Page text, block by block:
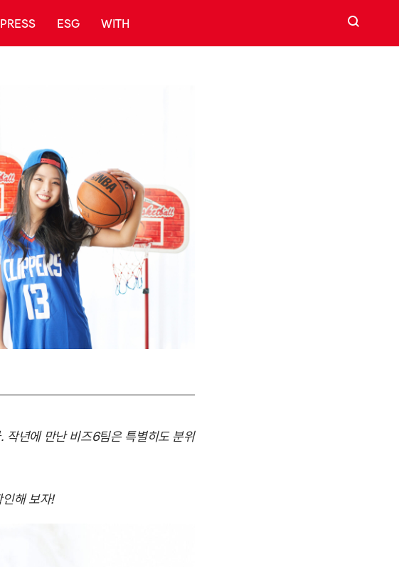
PRESS ESG WITH 검색
작년에 만난 비즈6팀은 특별히도 분위
해 보자!